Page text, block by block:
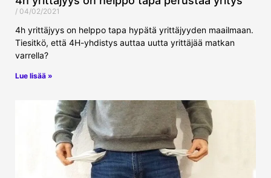
04/02/2021
4h yrittäjyys on helppo tapa hypätä yrittäjyyden maailmaan.
Tiesitkö, että 4H-yhdistys auttaa uutta yrittäjää matkan
varrella?
Lue lisää »